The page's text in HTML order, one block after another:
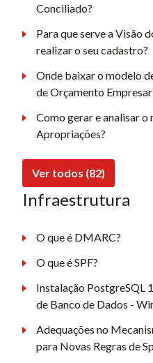
Conciliado?
Para que serve a Visão
realizar o seu cadastro?
Onde baixar o modelo
de Orçamento
Como gerar e analisar
Apropriações?
Ver todos (82)
Infraestrutura
O que é DMARC?
O que é SPF?
Instalação PostgreSQL
de Banco de Dados -
Adequações no
para Novas Regras de